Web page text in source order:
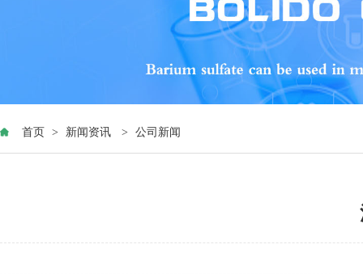
首页 > 新闻资讯 > 公司新闻